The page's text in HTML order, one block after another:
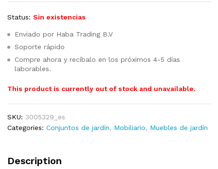
Status: Sin existencias
Enviado por Haba Trading B.V
Soporte rápido
Compre ahora y recíbalo en los próximos 4-5 días
laborables.
This product is currently out of stock and unavailable.
SKU: 3005329_es
Categories: Conjuntos de jardín, Mobiliario, Muebles de jardín
Description